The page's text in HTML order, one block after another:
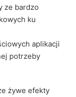
ze bardzo
ku
aplikacji
potrzeby
żywe efekty